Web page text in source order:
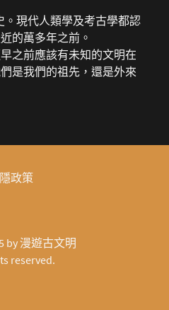
。現代人類學及考古學都認
的萬多年之前。
之前應該有未知的文明在
是我們的祖先，還是外來
政策
by 漫遊古文明
reserved.